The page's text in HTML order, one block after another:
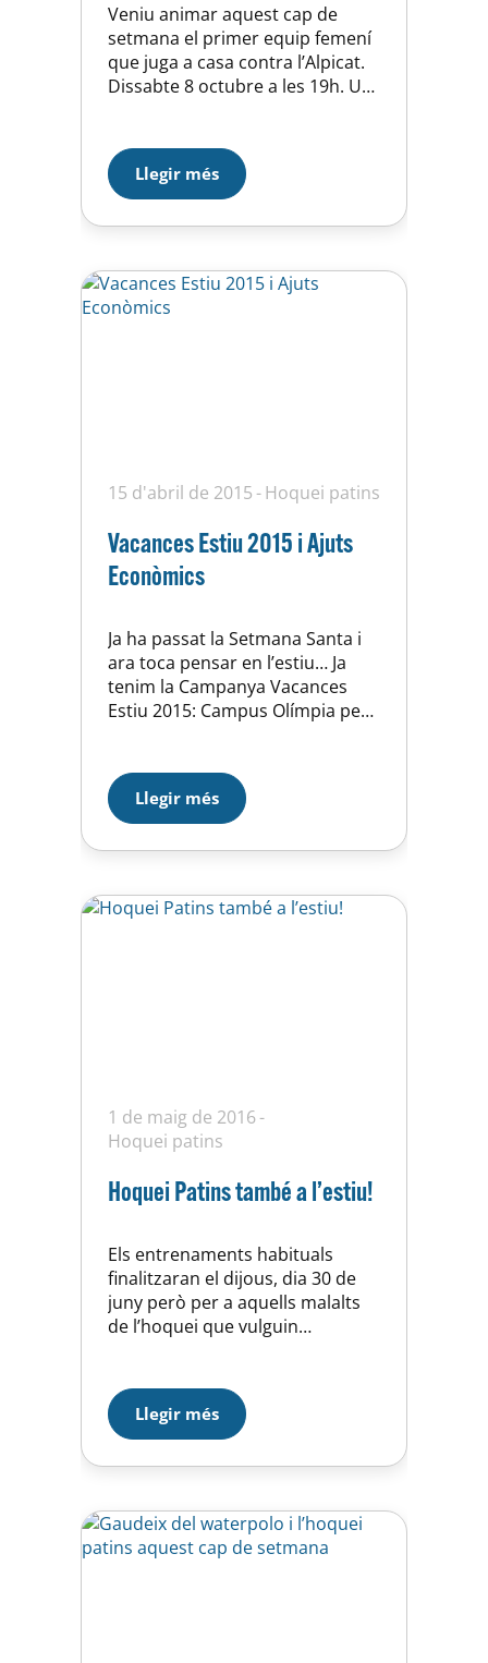
Veniu animar aquest cap de
setmana el primer equip femení
que juga a casa contra l’Alpicat.
Dissabte 8 octubre a les 19h. Us
Llegir més
15 d'abril de 2015 Hoquei patins
Vacances Estiu 2015 i Ajuts
Econòmics
Ja ha passat la Setmana Santa i
ara toca pensar en l’estiu… Ja
tenim la Campanya Vacances
Estiu 2015: Campus Olímpia per
Complex Esportiu Municipal
d’Horta. En el següent enllaç
podreu veure els horaris i preus:
CEM Horta Us informem perquè
Llegir més
1 de maig de 2016
Hoquei patins
Hoquei Patins també a l’estiu!
Els entrenaments habituals
finalitzaran el dijous, dia 30 de
juny però per a aquells malalts
de l’hoquei que vulguin
comencem els entrenaments
diaris, de 15 a 17 hores, de
dilluns a divendres. I, el dimarts,
dia 3 de juliol, els entrenaments
Llegir més